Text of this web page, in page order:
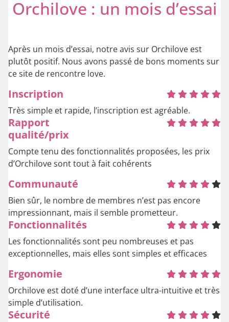
Orchilove : un mois d’essai
Après un mois d’essai, notre avis sur Orchilove est
plutôt positif. Nous avons passé de bons moments sur
ce site de rencontre love.
Inscription
Très simple et rapide, l’inscription est agréable.
Rapport
qualité/prix
Compte tenu des fonctionnalités proposées, les prix
d’Orchilove sont tout à fait cohérents
Communauté
Bien sûr, le nombre de membres n’est pas encore
impressionnant, mais il semble prometteur.
Fonctionnalités
Les fonctionnalités sont peu nombreuses et pas
exceptionnelles, mais elles sont simples et efficaces
Ergonomie
Orchilove est doté d’une interface ultra-intuitive et très
simple d’utilisation.
Sécurité